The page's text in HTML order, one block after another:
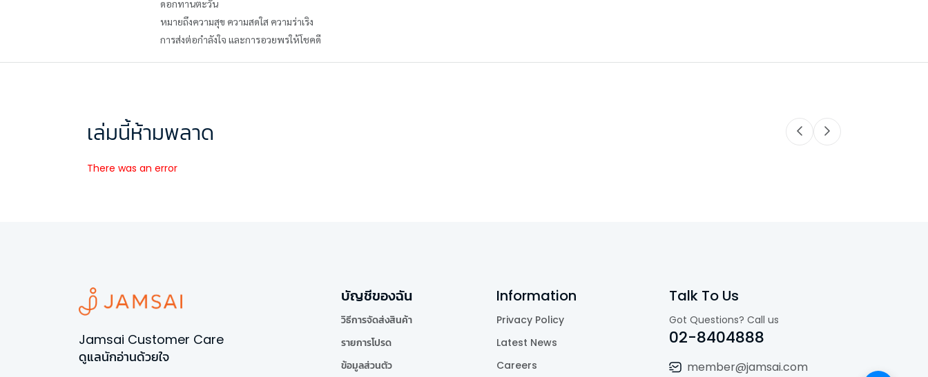
ดอกทานตะวัน
หมายถึงความสุข ความสดใส ความร่าเริง
การส่งต่อกำลังใจ และการอวยพรให้โชคดี
เล่มนี้ห้ามพลาด
There was an error
Jamsai Customer Care
ดูแลนักอ่านด้วยใจ
บัญชีของฉัน
วิธีการจัดส่งสินค้า
รายการโปรด
ข้อมูลส่วนตัว
Information
Privacy Policy
Latest News
Careers
Talk To Us
Got Questions? Call us
02-8404888
member@jamsai.com